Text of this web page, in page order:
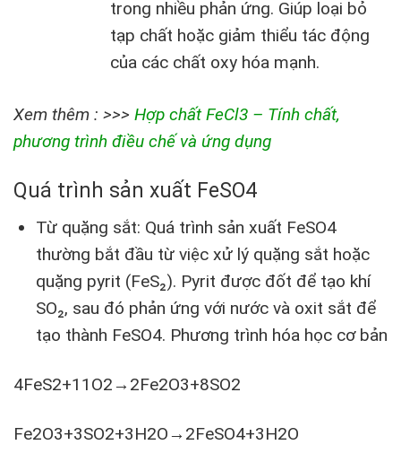
trong nhiều phản ứng. Giúp loại bỏ
tạp chất hoặc giảm thiểu tác động
của các chất oxy hóa mạnh.
Xem thêm : >>> Hợp chất FeCl3 – Tính chất,
phương trình điều chế và ứng dụng
Quá trình sản xuất FeSO4
Từ quặng sắt: Quá trình sản xuất FeSO4
thường bắt đầu từ việc xử lý quặng sắt hoặc
quặng pyrit (FeS₂). Pyrit được đốt để tạo khí
SO₂, sau đó phản ứng với nước và oxit sắt để
tạo thành FeSO4. Phương trình hóa học cơ bản
4FeS2+11O2→2Fe2O3+8SO2
Fe2O3+3SO2+3H2O→2FeSO4+3H2O